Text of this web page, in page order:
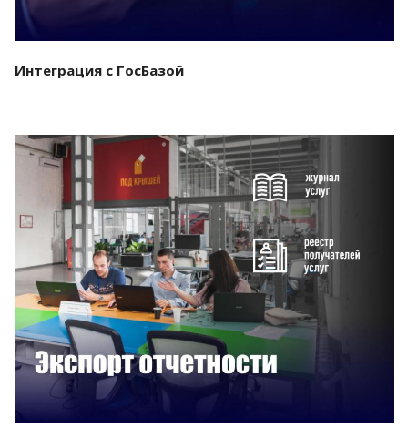
Интеграция с ГосБазой
Смотреть проект